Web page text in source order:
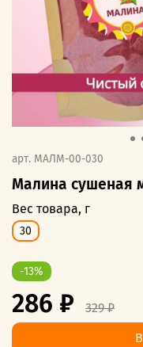
арт. МАЛМ-00-030
Малина сушеная
Вес товара, г
30
-13%
286 ₽
329 ₽